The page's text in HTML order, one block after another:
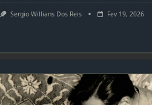
Sergio Willians Dos Reis Fev 19, 2026